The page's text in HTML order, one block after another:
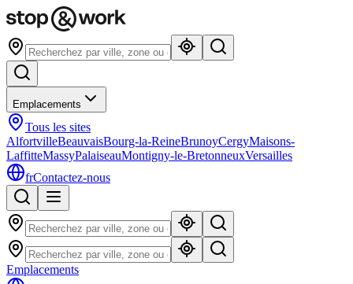
Emplacements
Tous les sites
AlfortvilleBeauvaisBourg-la-ReineBrunoyCergyMaisons-
LaffitteMassyPalaiseauMontigny-le-BretonneuxVersailles
frContactez-nous
Emplacements